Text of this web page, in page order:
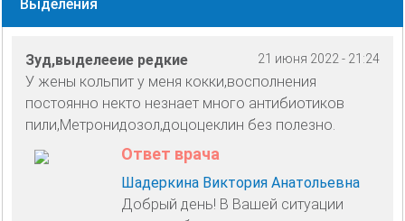
Выделения
21 июня 2022 - 21:24
Зуд,выделееие редкие
У жены кольпит у меня кокки,восполнения
постоянно некто незнает много антибиотиков
пили,Метронидозол,доцоцеклин без полезно.
Ответ врача
Шадеркина Виктория Анатольевна
Добрый день! В Вашей ситуации